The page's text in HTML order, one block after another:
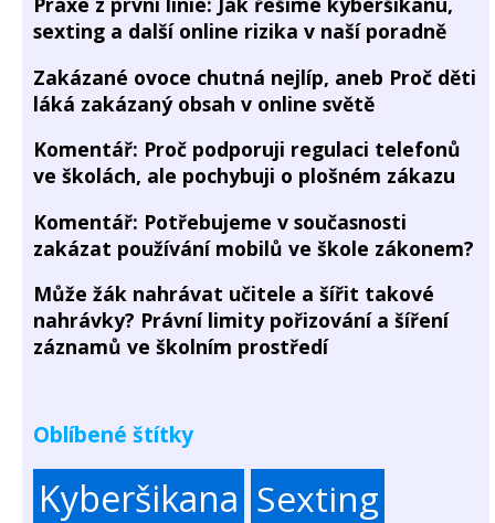
sexting a další online rizika v naší poradně
Zakázané ovoce chutná nejlíp, aneb Proč děti
láká zakázaný obsah v online světě
Komentář: Proč podporuji regulaci telefonů
ve školách, ale pochybuji o plošném zákazu
Komentář: Potřebujeme v současnosti
zakázat používání mobilů ve škole zákonem?
Může žák nahrávat učitele a šířit takové
nahrávky? Právní limity pořizování a šíření
záznamů ve školním prostředí
Oblíbené štítky
Kyberšikana Sexting